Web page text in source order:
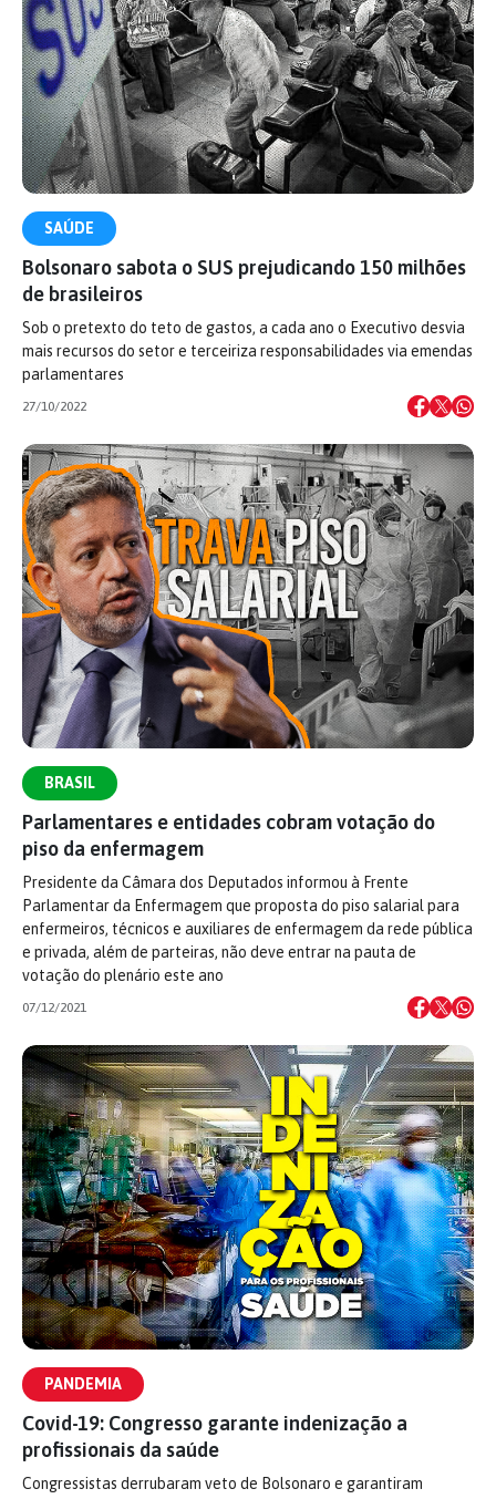
SAÚDE
Bolsonaro sabota o SUS prejudicando 150 milhões
de brasileiros
Sob o pretexto do teto de gastos, a cada ano o Executivo desvia
mais recursos do setor e terceiriza responsabilidades via emendas
parlamentares
27/10/2022
BRASIL
Parlamentares e entidades cobram votação do
piso da enfermagem
Presidente da Câmara dos Deputados informou à Frente
Parlamentar da Enfermagem que proposta do piso salarial para
enfermeiros, técnicos e auxiliares de enfermagem da rede pública
e privada, além de parteiras, não deve entrar na pauta de
votação do plenário este ano
07/12/2021
PANDEMIA
Covid-19: Congresso garante indenização a
profissionais da saúde
Congressistas derrubaram veto de Bolsonaro e garantiram